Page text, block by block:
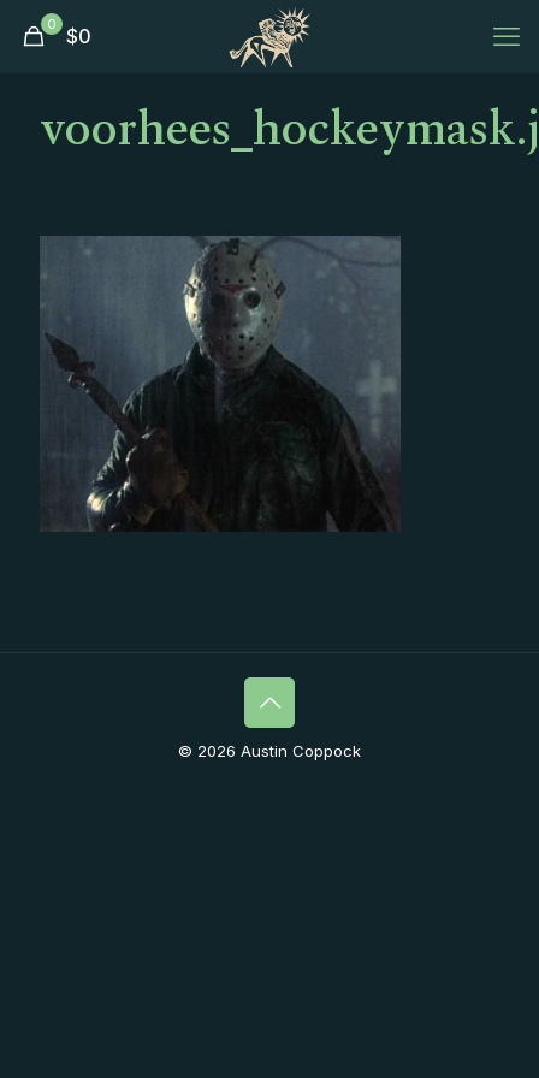
0 $0
© 2026 Austin Coppock